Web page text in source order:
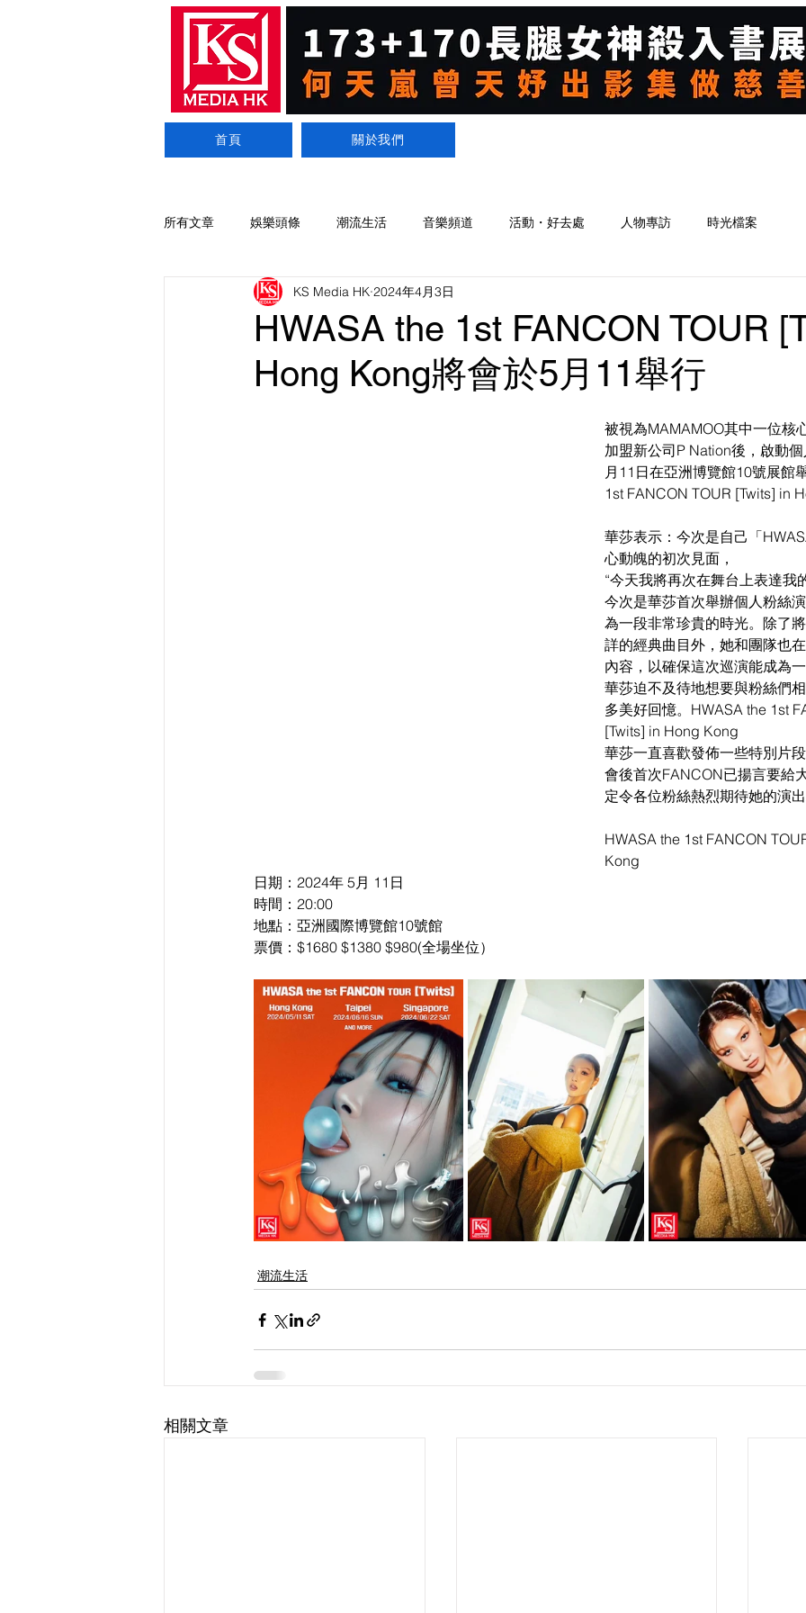
首頁 關於我們
所有文章 娛樂頭條 潮流生活 音樂頻道 活動・好去處 人物專訪 時光檔案
HWASA the 1st FANCON TOUR
Hong Kong將會於5月11舉行
KS Media HK 2024年4月3日
被視為MAMAMOO其中一位核
加盟新公司P Nation後，啟動
月11日在亞洲博覽館10號展館
1st FANCON TOUR [Twits] in
華莎表示：今次是自己「
心動魄的初次見面，
“今天我將再次在舞台上表達我
今次是華莎首次舉辦個人粉絲
為一段非常珍貴的時光。除了
詳的經典曲目外，她和團隊也
內容，以確保這次巡演能成為
華莎迫不及待地想要與粉絲們
多美好回憶。HWASA the 1st
[Twits] in Hong Kong
華莎一直喜歡發佈一些特別片
會後首次FANCON已揚言要給
定令各位粉絲熱烈期待她的演
HWASA the 1st FANCON
Kong
日期：2024年 5月 11日
時間：20:00
地點：亞洲國際博覽館10號館
票價：$1680 $1380 $980(全場坐位）
潮流生活
相關文章